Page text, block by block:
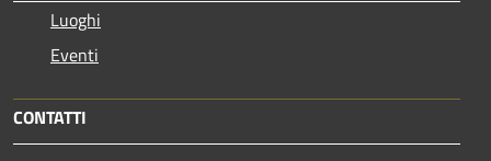
Luoghi
Eventi
CONTATTI